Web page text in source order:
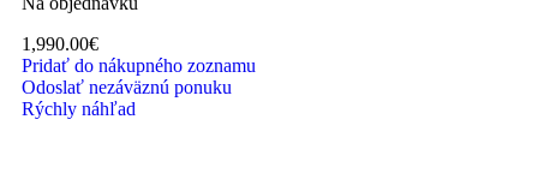
1,990.00€
Pridať do nákupného zoznamu
Odoslať nezáväznú ponuku
Rýchly náhľad